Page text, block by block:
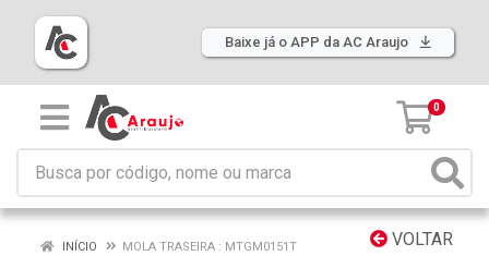
Baixe já o APP da AC Araujo
0
VOLTAR
INÍCIO MOLA TRASEIRA : MTGM0151T